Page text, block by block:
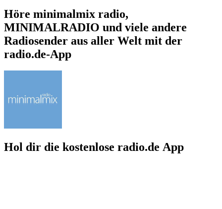
Höre minimalmix radio,
MINIMALRADIO und viele andere
Radiosender aus aller Welt mit der
radio.de-App
Hol dir die kostenlose radio.de App